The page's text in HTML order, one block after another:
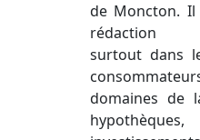
de Moncton. Il
rédaction
surtout dans
domaines de